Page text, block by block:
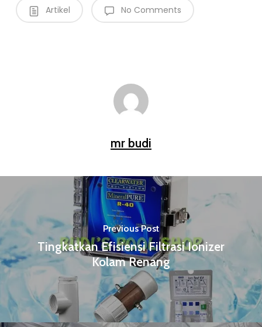
Artikel No Comments
mr budi
Previous Post
Tingkatkan Efisiensi Filtrasi Ionizer
Kolam Renang